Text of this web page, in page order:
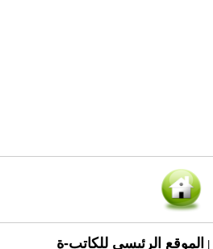
الموقع الرئيسي للكاتب-ة